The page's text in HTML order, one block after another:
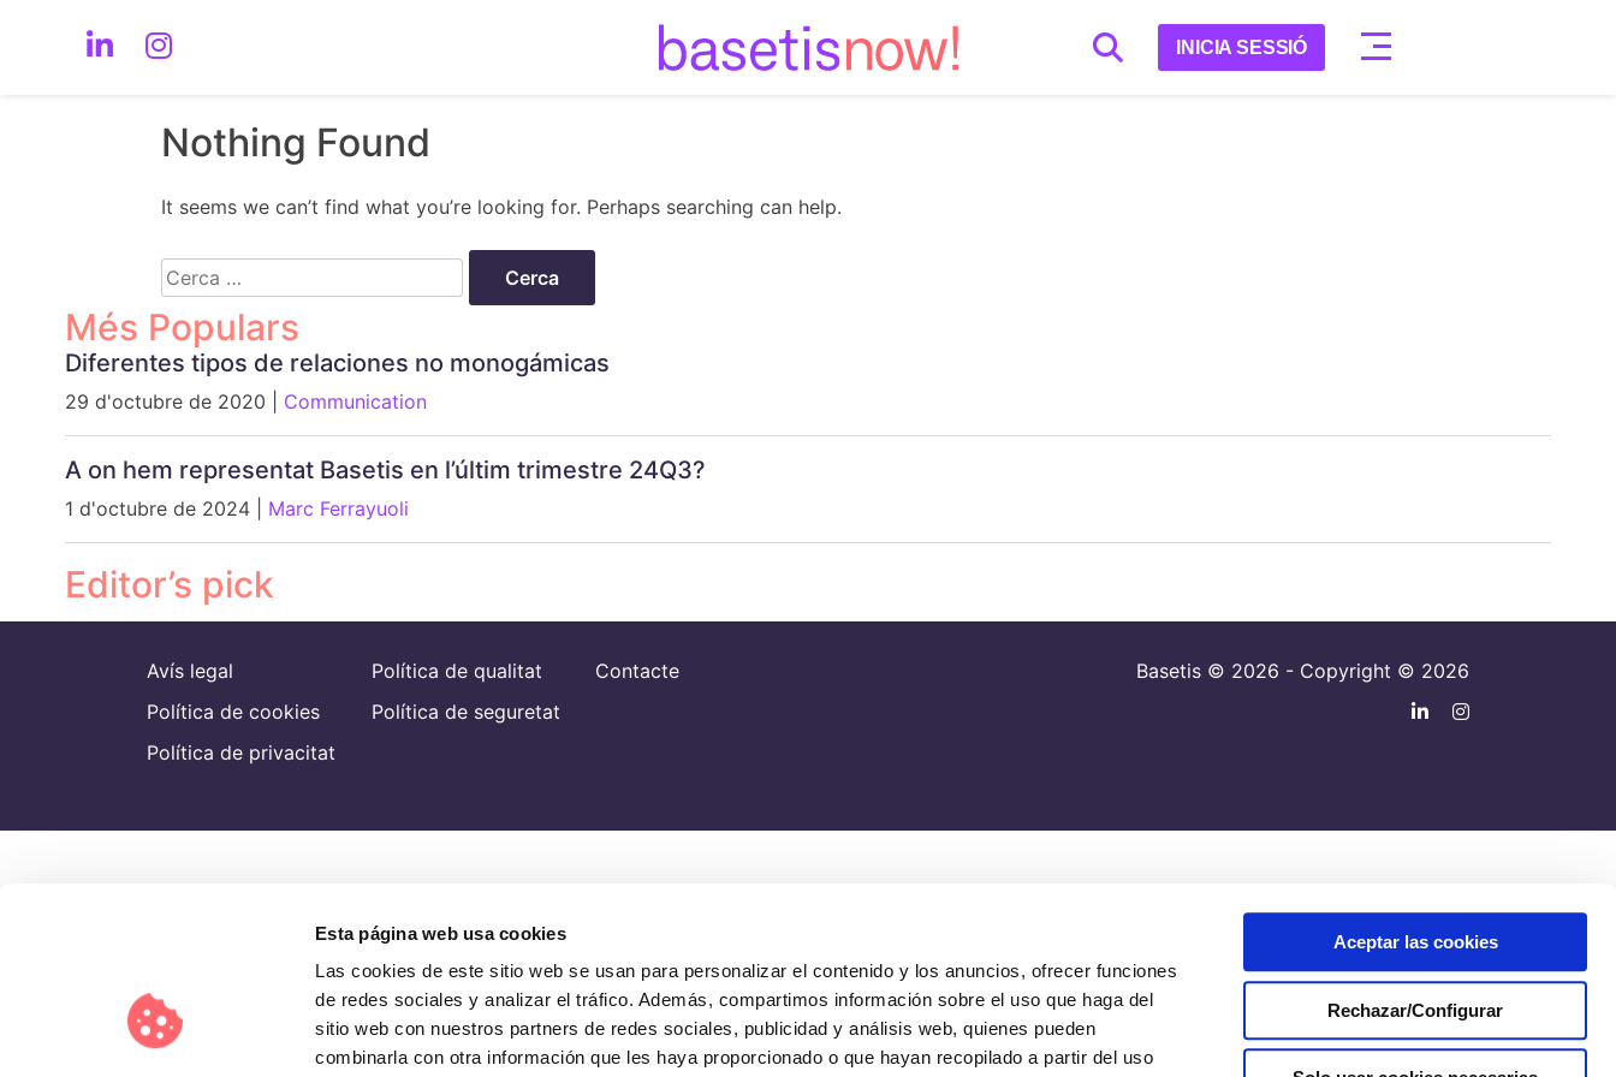
Esta página web usa cookies
Las cookies de este sitio web se usan para personalizar el contenido y los anuncios, ofrecer funciones
de redes sociales y analizar el tráfico. Además, compartimos información sobre el uso que haga del
sitio web con nuestros partners de redes sociales, publicidad y análisis web, quienes pueden
combinarla con otra información que les haya proporcionado o que hayan recopilado a partir del uso
Aceptar las cookies
Rechazar/Configurar
to
content
INICIA SESSIÓ
Nothing Found
It seems we can’t find what you’re looking for. Perhaps searching can help.
Cerca:
Més Populars
Diferentes tipos de relaciones no monogámicas
29 d'octubre de 2020 | Communication
A on hem representat Basetis en l’últim trimestre 24Q3?
1 d'octubre de 2024 | Marc Ferrayuoli
Editor’s pick
Avís legal
Política de cookies
Política de privacitat
Política de qualitat
Política de seguretat
Contacte Basetis © 2026 - Copyright © 2026